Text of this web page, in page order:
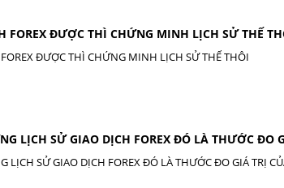
FOREX ĐƯỢC THÌ CHỨNG MINH LỊCH SỬ THẾ
ĐƯỢC THÌ CHỨNG MINH LỊCH SỬ THẾ THÔI
LỊCH SỬ GIAO DỊCH FOREX ĐÓ LÀ THƯỚC ĐO
LỊCH SỬ GIAO DỊCH FOREX ĐÓ LÀ THƯỚC ĐO GIÁ TRỊ